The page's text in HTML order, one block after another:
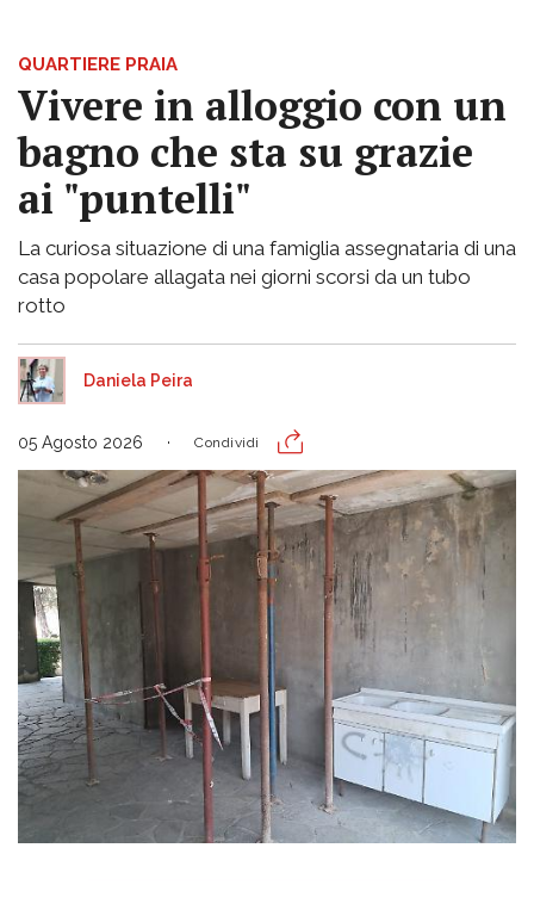
QUARTIERE PRAIA
Vivere in alloggio con un
bagno che sta su grazie
ai "puntelli"
La curiosa situazione di una famiglia assegnataria di una
casa popolare allagata nei giorni scorsi da un tubo
rotto
Daniela Peira
05 Agosto 2026 Condividi